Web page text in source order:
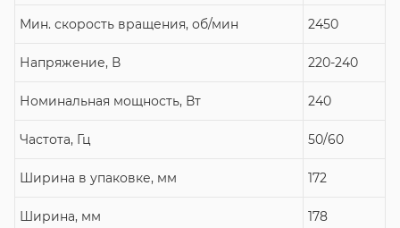
Мин. скорость вращения, об/мин 2450
Напряжение, В 220-240
Номинальная мощность, Вт 240
Частота, Гц 50/60
Ширина в упаковке, мм 172
Ширина, мм 178